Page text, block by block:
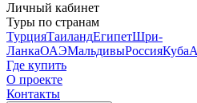
Личный кабинет
Туры по странам
ТурцияТаиландЕгипетШри-
ЛанкаОАЭМальдивыРоссияКуба
Где купить
О проекте
Контакты